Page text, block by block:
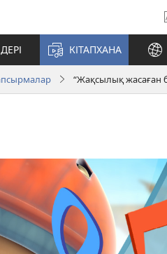
КІТАПХАНА
“Жақсылық жасаған